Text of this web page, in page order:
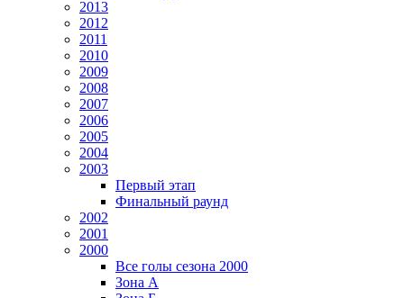
2013
2012
2011
2010
2009
2008
2007
2006
2005
2004
2003
Первый этап
Финальный раунд
2002
2001
2000
Все голы сезона 2000
Зона А